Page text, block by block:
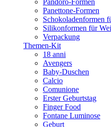
Pandoro-Formen
Panettone-Formen
Schokoladenformen
Silikonformen für
Verpackung
Themen-Kit
18 anni
Avengers
Baby-Duschen
Calcio
Comunione
Erster Geburtstag
Finger Food
Fontane Luminose
Geburt